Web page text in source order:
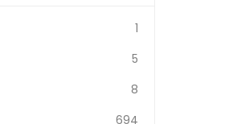
1
5
8
694